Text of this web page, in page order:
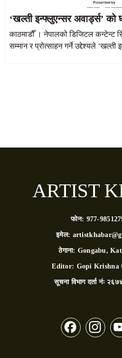
‘खल्ती इन्फ्लुएन्सर अवार्ड्स’ को
काठमाडौँ । नेपालको डिजिटल कन्टेन्ट
सम्मान र प्रोत्साहन गर्ने उद्देश्यले ‘खल्ती
ARTIST
फोन: 977-
इमेल:
ठेगाना: Gongabu,
Editor: Gopi Krishna
सूचना विभाग दर्ता नंः